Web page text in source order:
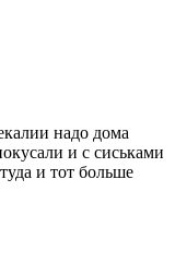
надо дома
и с сиськами
и тот больше